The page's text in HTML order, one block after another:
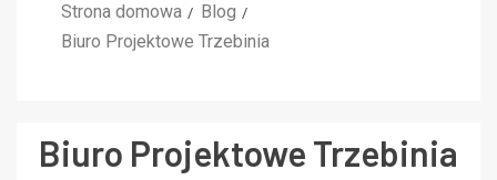
Strona domowa
Blog
Biuro Projektowe Trzebinia
Biuro Projektowe Trzebinia